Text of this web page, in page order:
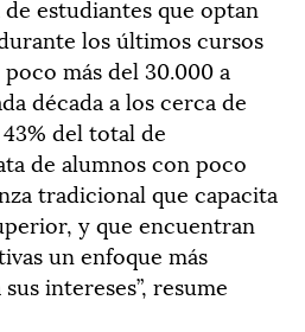
estudiantes que optan
los últimos cursos
más del 30.000 a
década a los cerca de
del total de
de alumnos con poco
tradicional que capacita
y que encuentran
un enfoque más
intereses”, resume